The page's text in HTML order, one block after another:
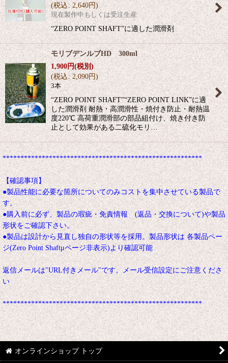
(税込: 2,640円)
現在製作中もしくは受注生産
“ZERO POINT SHAFT”に適した潤滑剤
モリブデンルブHD 300ml
1,900円(税別)
(税込: 2,090円)
3本
“ZERO POINT SHAFT”“ZERO POINT LINK”に適
した潤滑剤 耐熱・高潤滑性・焼付き防止・耐熱温
度220℃ 高荷重潤滑部の部品組付け、焼き付き防
止として効果がある二硫化モリ…
********************************************************
【確認事項】
●製品性能に必要な箇所についてのみコストを集中させている製品で
す。
●購入前に必ず、製品の瑕疵・免責情報 (返品・交換について)や製品
形状をご確認下さい。
●製品は設計から見直し独自の形状等を採用。製品形状は 各製品ペー
ジ(Zero Point Shaftμページ非表示)より確認可能
返信メールは"URL付きメール"です。メール受信設定にご注意くださ
い
********************************************************
オンラインショップ トップ